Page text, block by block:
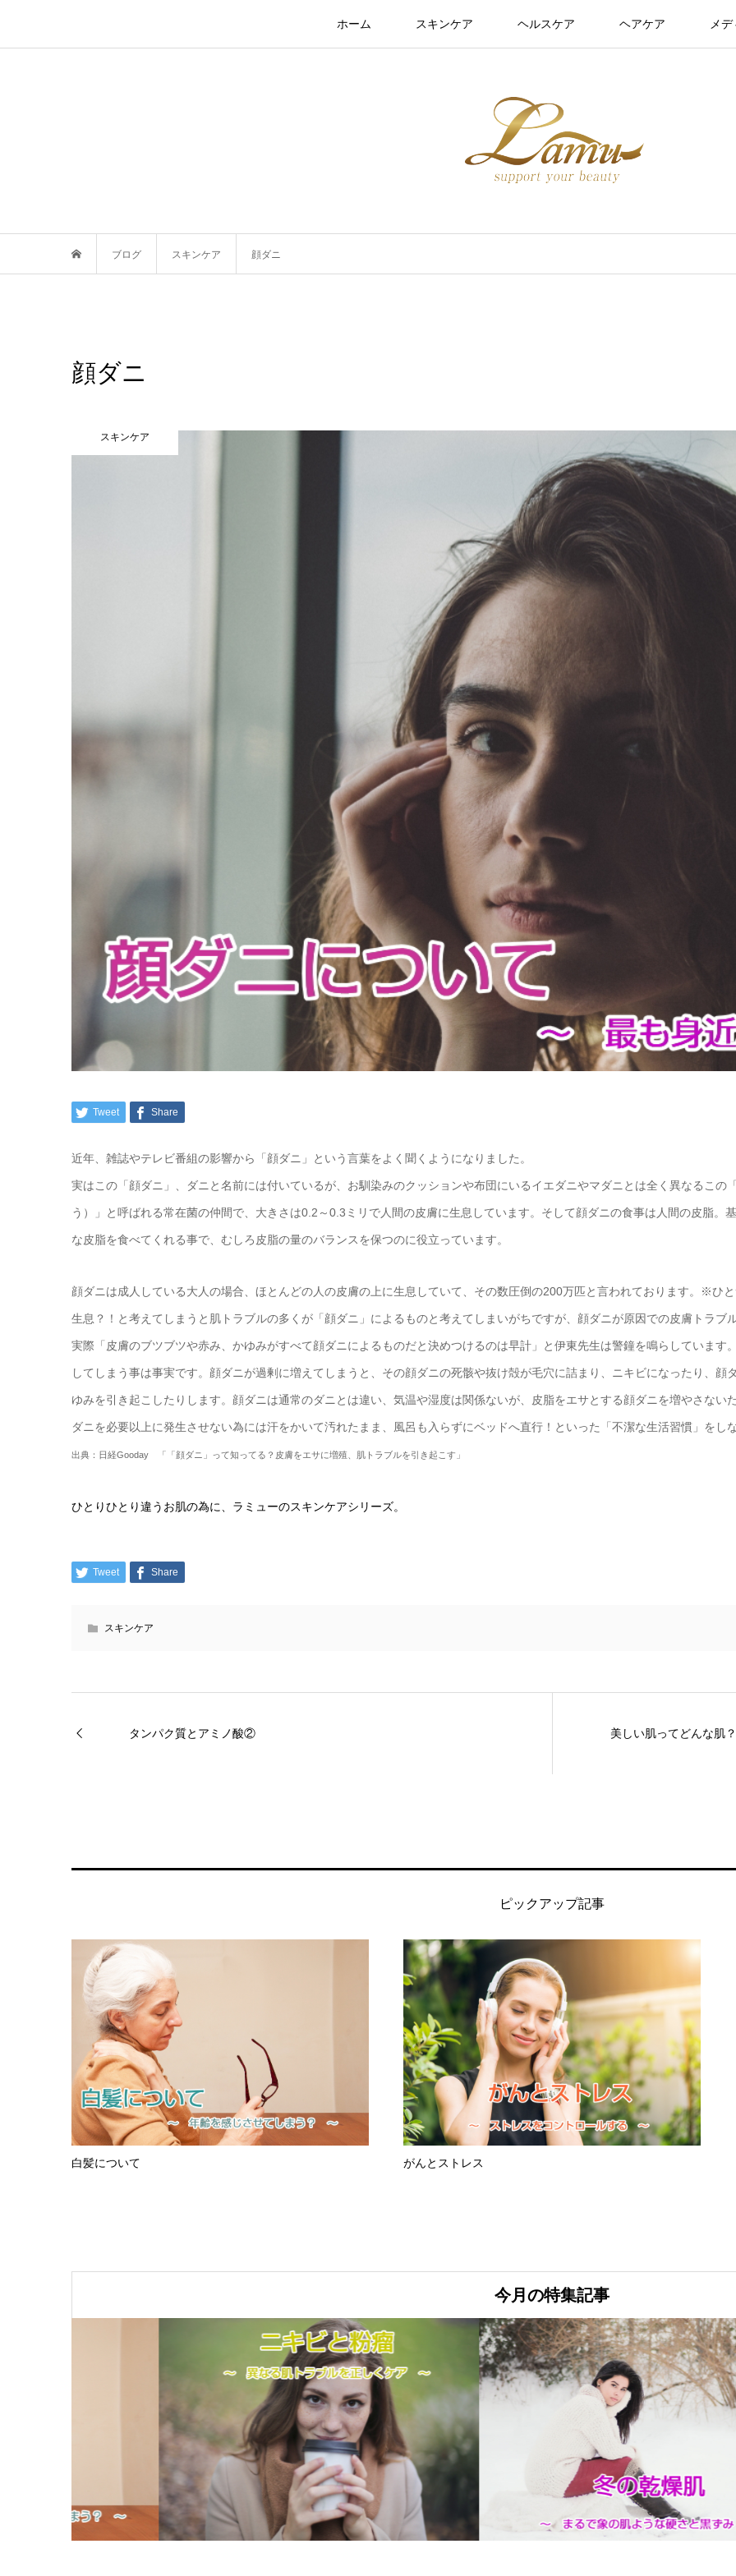
ホーム スキンケア ヘルスケア ヘアケア メ
ブログ スキンケア 顔ダニ
顔ダニ
スキンケア
Tweet Share
近年、雑誌やテレビ番組の影響から「顔ダニ」という言葉をよく聞くようになりました。
実はこの「顔ダニ」、ダニと名前には付いているが、お馴染みのクッションや布団にいるイエダニやマダニとは全く異なるこ
う）」と呼ばれる常在菌の仲間で、大きさは0.2～0.3ミリで人間の皮膚に生息しています。そして顔ダニの食事は人間の皮脂。
な皮脂を食べてくれる事で、むしろ皮脂の量のバランスを保つのに役立っています。
顔ダニは成人している大人の場合、ほとんどの人の皮膚の上に生息していて、その数圧倒の200万匹と言われております。※ひ
生息？！と考えてしまうと肌トラブルの多くが「顔ダニ」によるものと考えてしまいがちですが、顔ダニが原因での皮膚トラブ
実際「皮膚のブツブツや赤み、かゆみがすべて顔ダニによるものだと決めつけるのは早計」と伊東先生は警鐘を鳴らしていま
してしまう事は事実です。顔ダニが過剰に増えてしまうと、その顔ダニの死骸や抜け殻が毛穴に詰まり、ニキビになったり、
ゆみを引き起こしたりします。顔ダニは通常のダニとは違い、気温や湿度は関係ないが、皮脂をエサとする顔ダニを増やさな
ダニを必要以上に発生させない為には汗をかいて汚れたまま、風呂も入らずにベッドへ直行！といった「不潔な生活習慣」をし
出典：日経Gooday 「「顔ダニ」って知ってる？ 皮膚をエサに増殖、肌トラブルを引き起こす」
ひとりひとり違うお肌の為に、ラミューのスキンケアシリーズ。
Tweet Share
スキンケア
タンパク質とアミノ酸② 美しい肌ってどんな肌？
ピックアップ記事
白髪について がんとストレス
今月の特集記事